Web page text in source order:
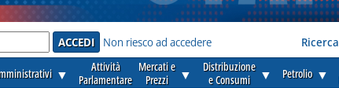
Non riesco ad accedere Ricerca
▼
Attività
Parlamentare
Mercati e
Prezzi
▼
Distribuzione
e Consumi
▼ Petrolio ▼